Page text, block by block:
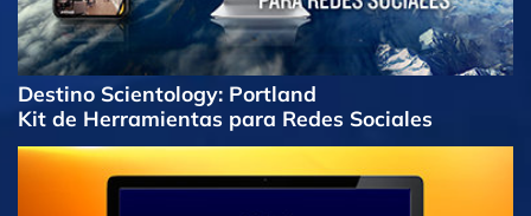
Destino Scientology: Portland
Kit de Herramientas para Redes Sociales